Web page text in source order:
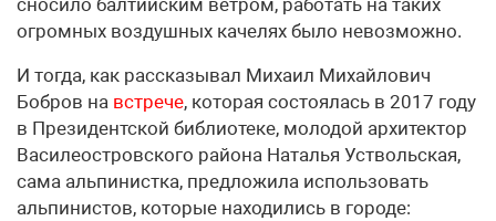
огромных воздушных качелях было невозможно.
И тогда, как рассказывал Михаил Михайлович
Бобров на встрече, которая состоялась в 2017 году
в Президентской библиотеке, молодой архитектор
Василеостровского района Наталья Уствольская,
сама альпинистка, предложила использовать
альпинистов, которые находились в городе: